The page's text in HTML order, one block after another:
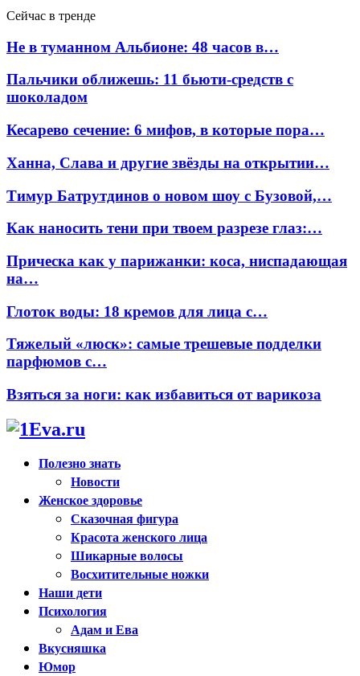
Сейчас в тренде
Не в туманном Альбионе: 48 часов в…
Пальчики оближешь: 11 бьюти-средств с
шоколадом
Кесарево сечение: 6 мифов, в которые пора…
Ханна, Слава и другие звёзды на открытии…
Тимур Батрутдинов о новом шоу с Бузовой,…
Как наносить тени при твоем разрезе глаз:…
Прическа как у парижанки: коса, ниспадающая
на…
Глоток воды: 18 кремов для лица с…
Тяжелый «люск»: самые трешевые подделки
парфюмов с…
Взяться за ноги: как избавиться от варикоза
Полезно знать
Новости
Женское здоровье
Сказочная фигура
Красота женского лица
Шикарные волосы
Восхитительные ножки
Наши дети
Психология
Адам и Ева
Вкусняшка
Юмор